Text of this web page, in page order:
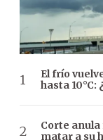
El frío
hasta
Corte anula
matar a su